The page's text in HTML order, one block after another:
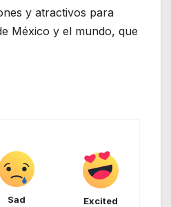
y atractivos para
México y el mundo, que
Sad Excited